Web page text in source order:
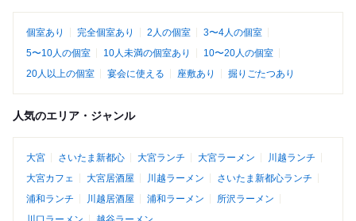
個室あり 完全個室あり 2人の個室
3〜4人の個室
5〜10人の個室
10人未満の個室あり
10〜20人の個室
20人以上の個室
宴会に使える 座敷あり 掘りごたつあり
人気のエリア・ジャンル
大宮 さいたま新都心 大宮ランチ 大宮ラーメン
川越ランチ
大宮カフェ
大宮居酒屋 川越ラーメン
さいたま新都心ランチ
浦和ランチ
川越居酒屋 浦和ラーメン
所沢ラーメン